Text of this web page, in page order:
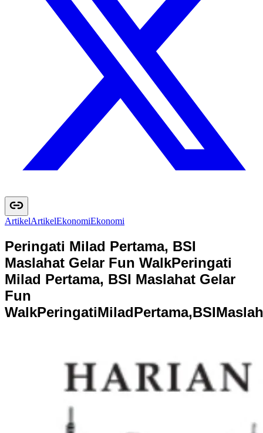
ArtikelArtikelEkonomiEkonomi
Peringati Milad Pertama, BSI
Maslahat Gelar Fun WalkPeringati
Milad Pertama, BSI Maslahat Gelar
Fun
WalkPeringatiMiladPertama,BSIMaslah